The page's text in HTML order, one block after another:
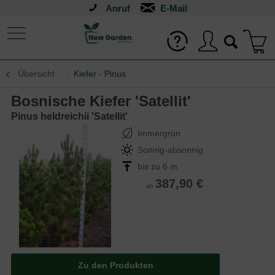
Anruf
Übersicht Kiefer - Pinus
bosnische Kiefer 'Satellit'
Pinus heldreichii 'Satellit'
Immergrün
Sonnig-absonnig
bis zu 6 m
ab 387,90 €
Zu den Produkten